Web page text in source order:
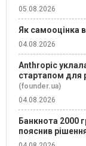
05.08.2026
Як самооцінка
04.08.2026
Anthropic
стартапом для
(founder.ua)
04.08.2026
Банкнота 2000
пояснив